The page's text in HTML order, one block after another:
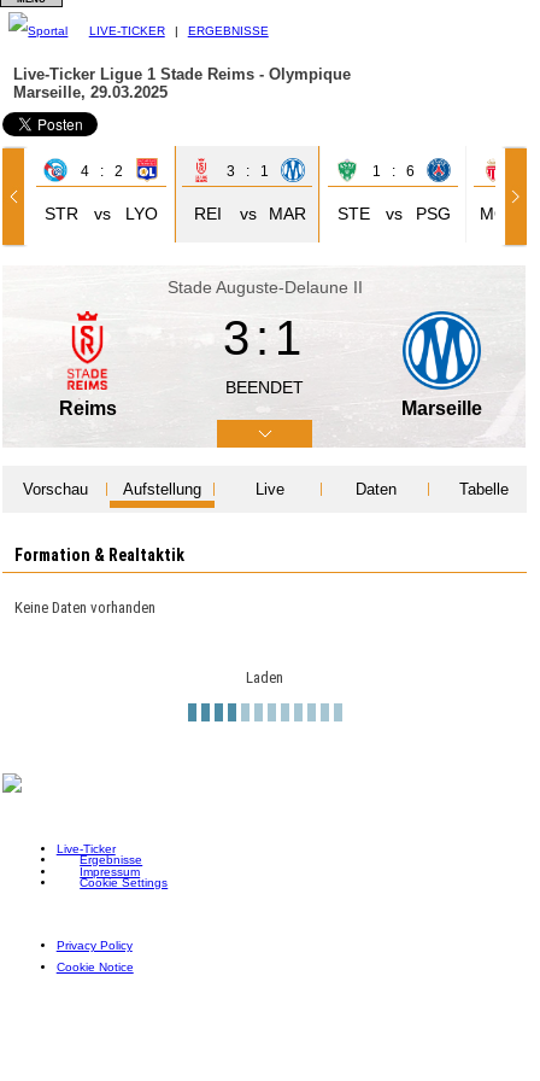
LIVE-TICKER | ERGEBNISSE
Live-Ticker Ligue 1 Stade Reims - Olympique
Marseille, 29.03.2025
4 : 2
STR vs LYO
3 : 1
REI vs MAR
1 : 6
STE vs PSG MON
Stade Auguste-Delaune II
Reims
3:1
BEENDET
Marseille
Vorschau Aufstellung Live Daten Tabelle
Formation & Realtaktik
Keine Daten vorhanden
Laden
Live-Ticker
Ergebnisse
Impressum
Cookie Settings
Privacy Policy
Cookie Notice